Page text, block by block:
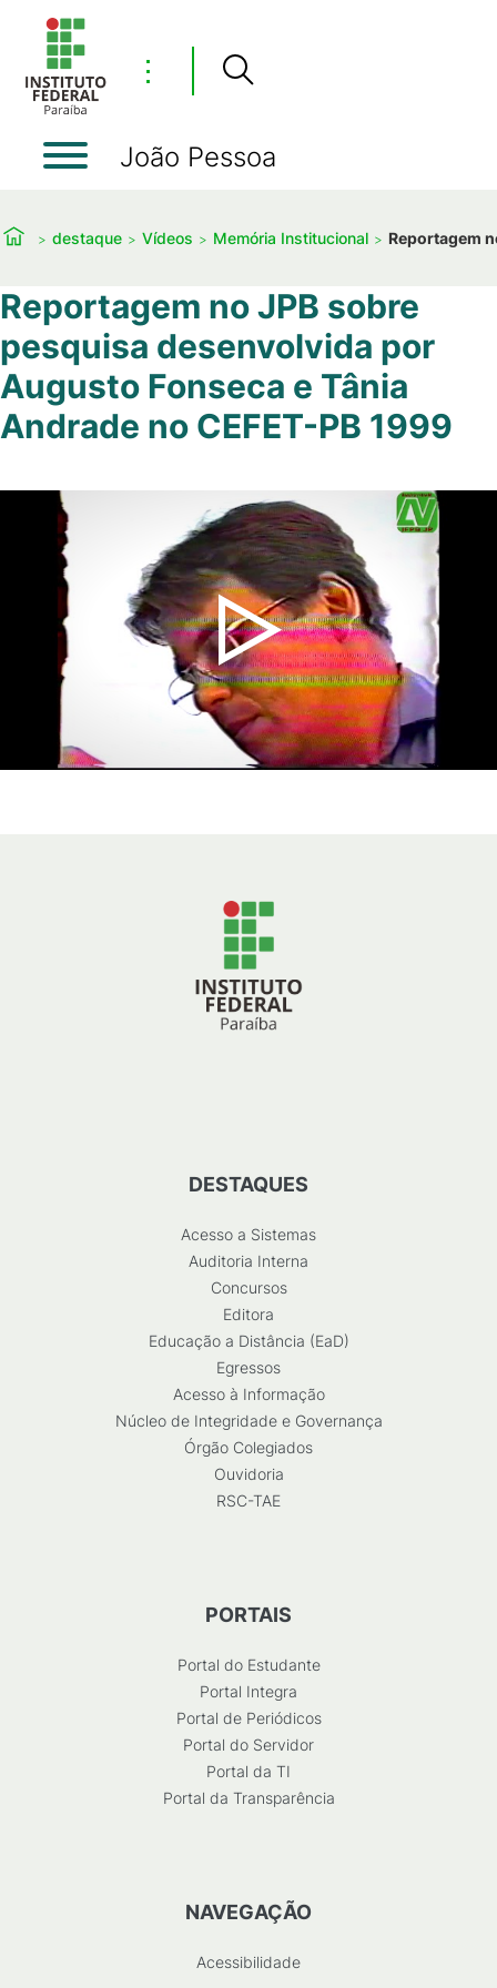
⋮
João Pessoa
destaque Vídeos Memória Institucional Reportagem
Reportagem no JPB sobre
pesquisa desenvolvida por
Augusto Fonseca e Tânia
Andrade no CEFET-PB 1999
DESTAQUES
Acesso a Sistemas
Auditoria Interna
Concursos
Editora
Educação a Distância (EaD)
Egressos
Acesso à Informação
Núcleo de Integridade e Governança
Órgão Colegiados
Ouvidoria
RSC-TAE
PORTAIS
Portal do Estudante
Portal Integra
Portal de Periódicos
Portal do Servidor
Portal da TI
Portal da Transparência
NAVEGAÇÃO
Acessibilidade